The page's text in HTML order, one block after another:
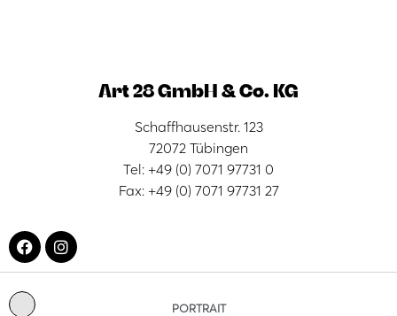
Art 28 GmbH & Co. KG
Schaffhausenstr. 123
72072 Tübingen
Tel: +49 (0) 7071 97731 0
Fax: +49 (0) 7071 97731 27
PORTRAIT